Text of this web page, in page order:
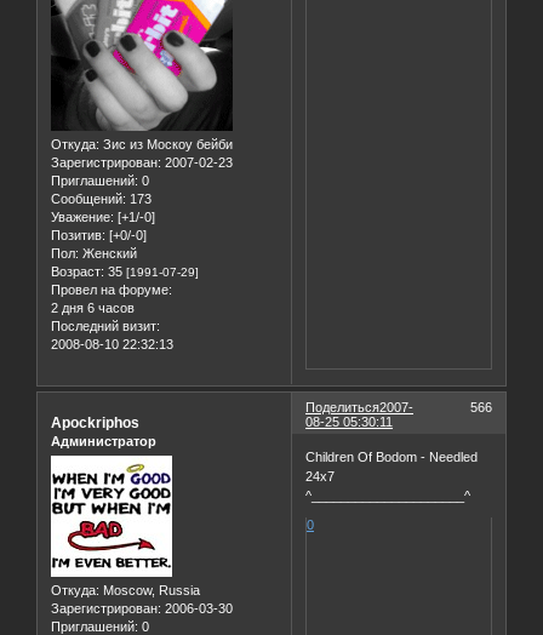
Откуда: Зис из Москоу бейби
Зарегистрирован: 2007-02-23
Приглашений: 0
Сообщений: 173
Уважение: [+1/-0]
Позитив: [+0/-0]
Пол: Женский
Возраст: 35 [1991-07-29]
Провел на форуме:
2 дня 6 часов
Последний визит:
2008-08-10 22:32:13
Поделиться 566
2007-
08-25 05:30:11
Apockriphos
Администратор
Откуда: Moscow, Russia
Зарегистрирован: 2006-03-30
Приглашений: 0
Children Of Bodom - Needled
24x7
^_____________________^
0